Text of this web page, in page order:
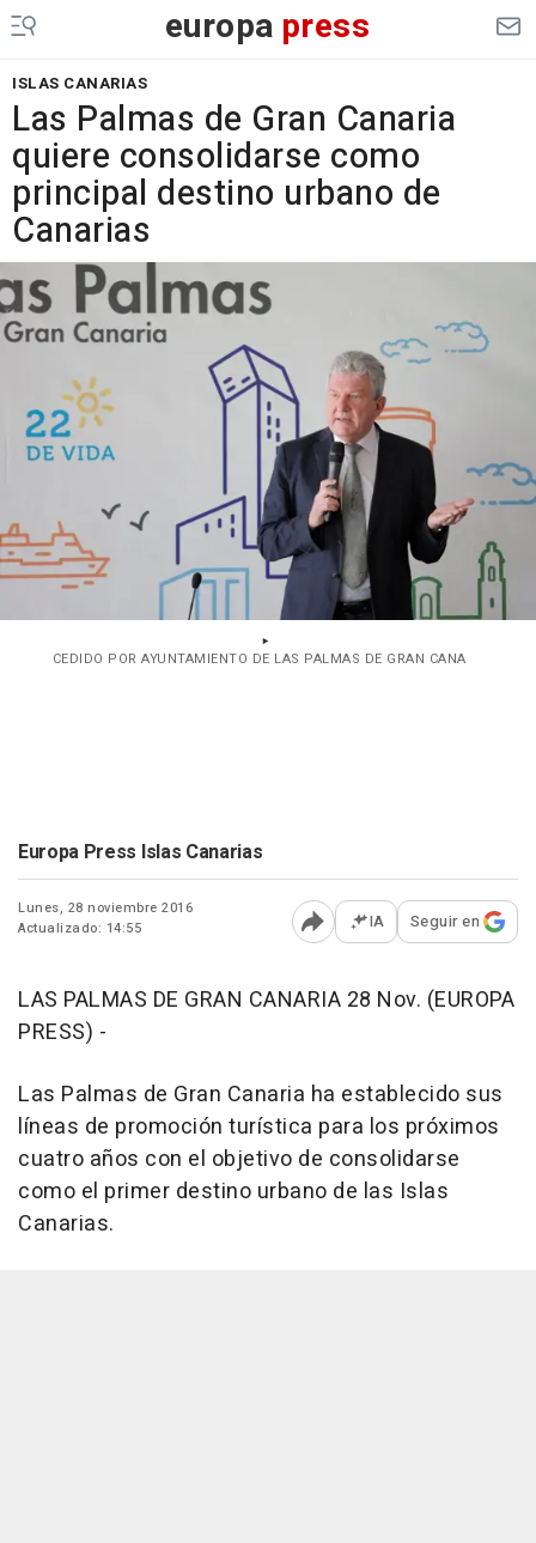
europa press
ISLAS CANARIAS
Las Palmas de Gran Canaria
quiere consolidarse como
principal destino urbano de
Canarias
CEDIDO POR AYUNTAMIENTO DE LAS PALMAS DE GRAN CANA
Europa Press Islas Canarias
Lunes, 28 noviembre 2016
Actualizado: 14:55
Abrir opciones para
IA Seguir en
LAS PALMAS DE GRAN CANARIA 28 Nov. (EUROPA
PRESS) -
Las Palmas de Gran Canaria ha establecido sus
líneas de promoción turística para los próximos
cuatro años con el objetivo de consolidarse
como el primer destino urbano de las Islas
Canarias.